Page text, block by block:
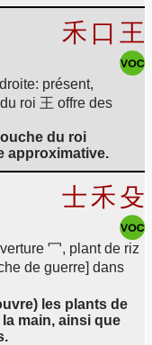
禾 口 王
présent,
roi 王 offre des
du roi
approximative.
士禾殳
冖, plant de riz
de guerre] dans
les plants de
main, ainsi que